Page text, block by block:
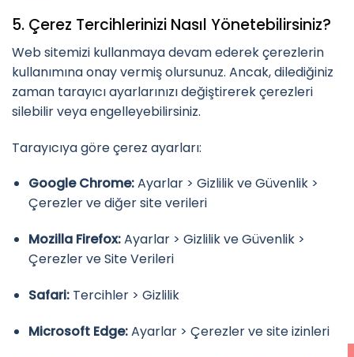
5. Çerez Tercihlerinizi Nasıl Yönetebilirsiniz?
Web sitemizi kullanmaya devam ederek çerezlerin
kullanımına onay vermiş olursunuz. Ancak, dilediğiniz
zaman tarayıcı ayarlarınızı değiştirerek çerezleri
silebilir veya engelleyebilirsiniz.
Tarayıcıya göre çerez ayarları:
Google Chrome:Ayarlar > Gizlilik ve Güvenlik >
Çerezler ve diğer site verileri
Mozilla Firefox:Ayarlar > Gizlilik ve Güvenlik >
Çerezler ve Site Verileri
Safari:Tercihler > Gizlilik
Microsoft Edge:Ayarlar > Çerezler ve site izinleri